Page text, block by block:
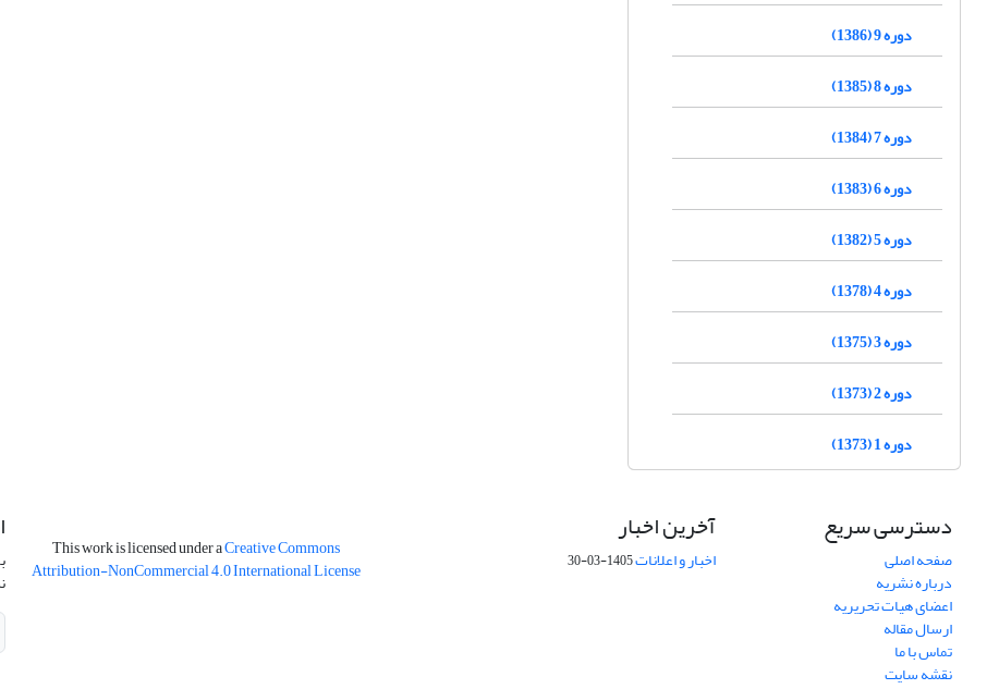
دوره 9 (1386)
دوره 8 (1385)
دوره 7 (1384)
دوره 6 (1383)
دوره 5 (1382)
دوره 4 (1378)
دوره 3 (1375)
دوره 2 (1373)
دوره 1 (1373)
دسترسی سریع
صفحه اصلی
درباره نشریه
اعضای هیات تحریریه
ارسال مقاله
تماس با ما
نقشه سایت
آخرین اخبار
اخبار و اعلانات1405-03-30
This work is licensed under aCreative Commons
Attribution-NonCommercial 4.0 International License